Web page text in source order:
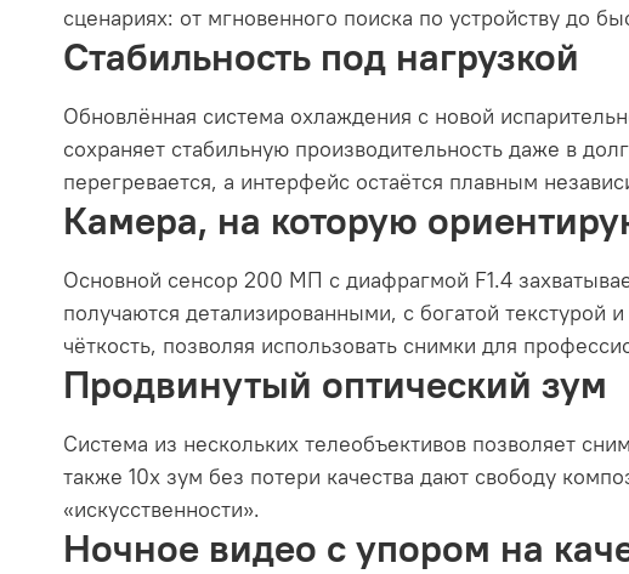
сценариях: от мгновенного поиска по устройству до
Стабильность под нагрузкой
Обновлённая система охлаждения с новой
сохраняет стабильную производительность даже в
перегревается, а интерфейс остаётся плавным
Камера, на которую
Основной сенсор 200 МП с диафрагмой F1.4
получаются детализированными, с богатой
чёткость, позволяя использовать снимки для
Продвинутый оптический зум
Система из нескольких телеобъективов позволяет
также 10x зум без потери качества дают свободу
«искусственности».
Ночное видео с упором на